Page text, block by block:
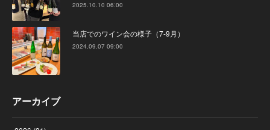
2025.10.10 06:00
当店でのワイン会の様子（7-9月）
2024.09.07 09:00
アーカイブ